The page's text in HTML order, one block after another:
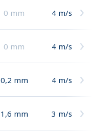
0 mm 4 m/s
0 mm 4 m/s
0,2 mm 4 m/s
1,6 mm 3 m/s